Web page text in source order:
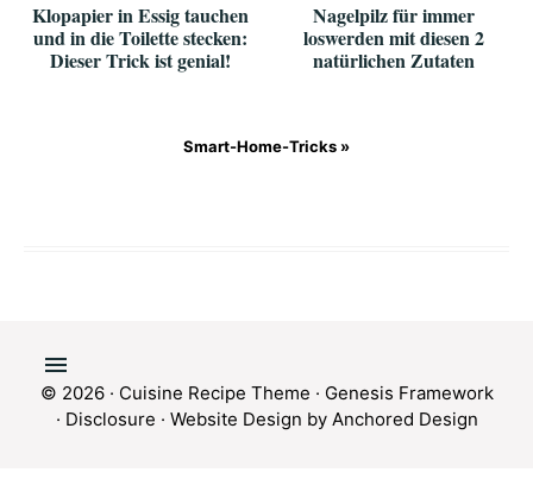
Klopapier in Essig tauchen
und in die Toilette stecken:
Dieser Trick ist genial!
Nagelpilz für immer
loswerden mit diesen 2
natürlichen Zutaten
Smart-Home-Tricks »
© 2026 · Cuisine Recipe Theme · Genesis Framework
· Disclosure · Website Design by Anchored Design